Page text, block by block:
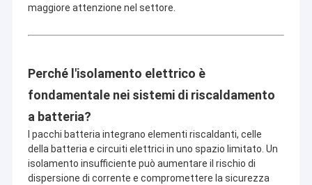
maggiore attenzione nel settore.
Perché l'isolamento elettrico è
fondamentale nei sistemi di riscaldamento
a batteria?
I pacchi batteria integrano elementi riscaldanti, celle
della batteria e circuiti elettrici in uno spazio limitato. Un
isolamento insufficiente può aumentare il rischio di
dispersione di corrente e compromettere la sicurezza